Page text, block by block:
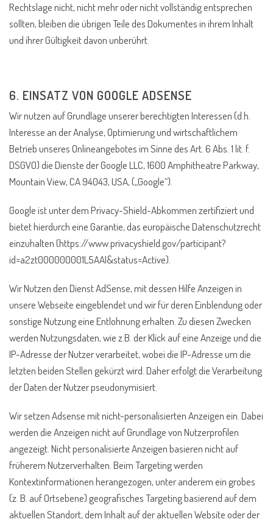
Rechtslage nicht, nicht mehr oder nicht vollständig entsprechen
sollten, bleiben die übrigen Teile des Dokumentes in ihrem Inhalt
und ihrer Gültigkeit davon unberührt.
6. EINSATZ VON GOOGLE ADSENSE
Wir nutzen auf Grundlage unserer berechtigten Interessen (d.h.
Interesse an der Analyse, Optimierung und wirtschaftlichem
Betrieb unseres Onlineangebotes im Sinne des Art. 6 Abs. 1 lit. f.
DSGVO) die Dienste der Google LLC, 1600 Amphitheatre Parkway,
Mountain View, CA 94043, USA, („Google“).
Google ist unter dem Privacy-Shield-Abkommen zertifiziert und
bietet hierdurch eine Garantie, das europäische Datenschutzrecht
einzuhalten (https://www.privacyshield.gov/participant?
id=a2zt000000001L5AAI&status=Active).
Wir Nutzen den Dienst AdSense, mit dessen Hilfe Anzeigen in
unsere Webseite eingeblendet und wir für deren Einblendung oder
sonstige Nutzung eine Entlohnung erhalten. Zu diesen Zwecken
werden Nutzungsdaten, wie z.B. der Klick auf eine Anzeige und die
IP-Adresse der Nutzer verarbeitet, wobei die IP-Adresse um die
letzten beiden Stellen gekürzt wird. Daher erfolgt die Verarbeitung
der Daten der Nutzer pseudonymisiert.
Wir setzen Adsense mit nicht-personalisierten Anzeigen ein. Dabei
werden die Anzeigen nicht auf Grundlage von Nutzerprofilen
angezeigt. Nicht personalisierte Anzeigen basieren nicht auf
früherem Nutzerverhalten. Beim Targeting werden
Kontextinformationen herangezogen, unter anderem ein grobes
(z. B. auf Ortsebene) geografisches Targeting basierend auf dem
aktuellen Standort, dem Inhalt auf der aktuellen Website oder der